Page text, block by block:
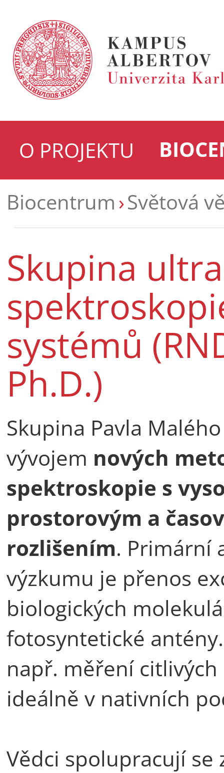
O PROJEKTU
Biocentrum Světová
Skupina
systémů
Ph.D.)
Skupina Pavla
vývojem nových
spektroskopie s
prostorovým a
rozlišením. Primární
výzkumu je přenos
biologických
fotosyntetické
např. měření
ideálně v nativních
Vědci spolupracují